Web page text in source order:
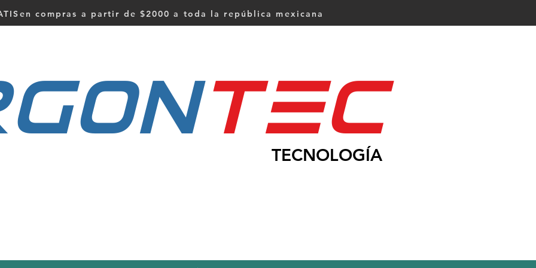
compras a partir de $2000 a toda la república mexicana
tEc
TECNOLOGÍA